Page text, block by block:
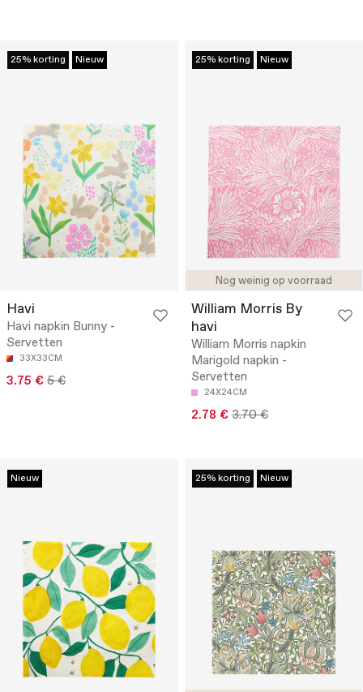
25% korting Nieuw
Havi
Havi napkin Bunny -
Servetten
33X33CM
3.75 € 5 €
Nog weinig op voorraad
25% korting Nieuw
William Morris By
havi
William Morris napkin
Marigold napkin -
Servetten
24X24CM
2.78 € 3.70 €
Nieuw 25% korting Nieuw